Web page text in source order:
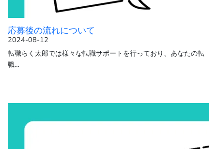
応募後の流れについて
2024-08-12
転職らく太郎では様々な転職サポートを行っており、あなたの転
職…